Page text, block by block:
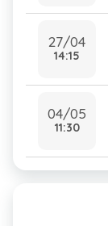
27/04
14:15
04/05
11:30